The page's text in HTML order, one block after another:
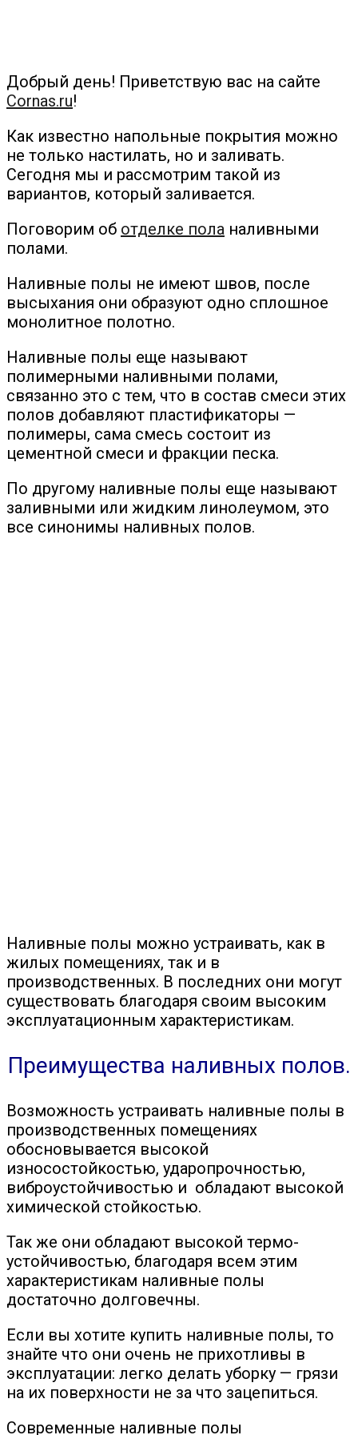
Добрый день! Приветствую вас на сайте
Cornas.ru!
Как известно напольные покрытия можно
не только настилать, но и заливать.
Сегодня мы и рассмотрим такой из
вариантов, который заливается.
Поговорим об отделке пола наливными
полами.
Наливные полы не имеют швов, после
высыхания они образуют одно сплошное
монолитное полотно.
Наливные полы еще называют
полимерными наливными полами,
связанно это с тем, что в состав смеси этих
полов добавляют пластификаторы —
полимеры, сама смесь состоит из
цементной смеси и фракции песка.
По другому наливные полы еще называют
заливными или жидким линолеумом, это
все синонимы наливных полов.
Наливные полы можно устраивать, как в
жилых помещениях, так и в
производственных. В последних они могут
существовать благодаря своим высоким
эксплуатационным характеристикам.
Преимущества наливных полов.
Возможность устраивать наливные полы в
производственных помещениях
обосновывается высокой
износостойкостью, ударопрочностью,
виброустойчивостью и обладают высокой
химической стойкостью.
Так же они обладают высокой термо-
устойчивостью, благодаря всем этим
характеристикам наливные полы
достаточно долговечны.
Если вы хотите купить наливные полы, то
знайте что они очень не прихотливы в
эксплуатации: легко делать уборку — грязи
на их поверхности не за что зацепиться.
Современные наливные полы